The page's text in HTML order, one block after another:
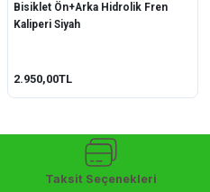
Bisiklet Ön+Arka Hidrolik Fren
Kaliperi Siyah
2.950,00TL
Taksit Seçenekleri